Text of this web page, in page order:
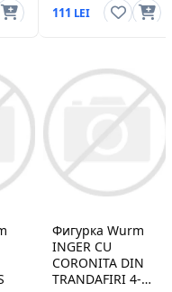
111
Фигурка Wurm
INGER CU
CORONITA DIN
TRANDAFIRI 4-